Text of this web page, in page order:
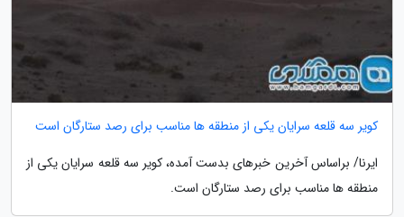
کویر سه قلعه سرایان یکی از منطقه ها مناسب برای رصد ستارگان است
ایرنا/ براساس آخرین خبرهای بدست آمده، کویر سه قلعه سرایان یکی از
منطقه ها مناسب برای رصد ستارگان است.